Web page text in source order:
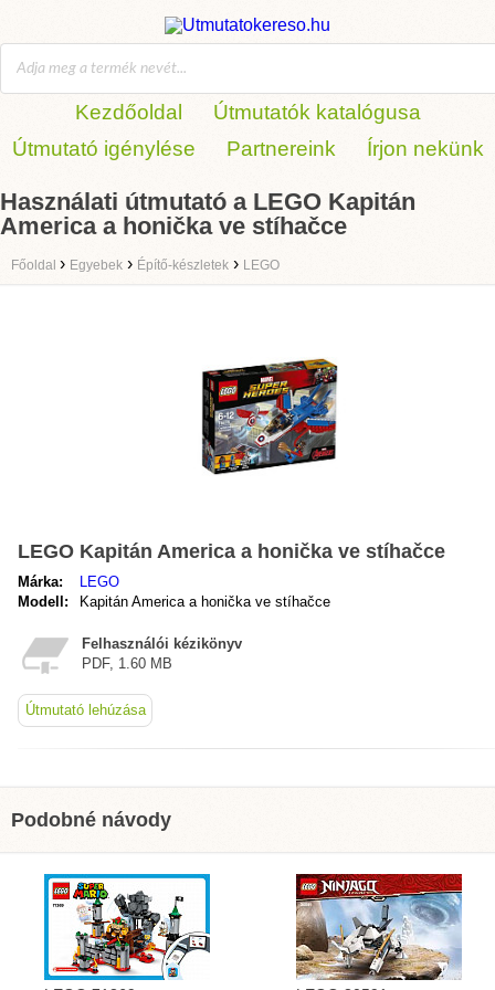
Kezdőoldal
Útmutatók katalógusa
Útmutató igénylése
Partnereink Írjon nekünk
Használati útmutató a LEGO Kapitán
America a honička ve stíhačce
Főoldal › Egyebek › Építő-készletek › LEGO
LEGO Kapitán America a honička ve stíhačce
Márka:
LEGO
Modell:
Kapitán America a honička ve stíhačce
Felhasználói kézikönyv
PDF, 1.60 MB
Útmutató lehúzása
Podobné návody